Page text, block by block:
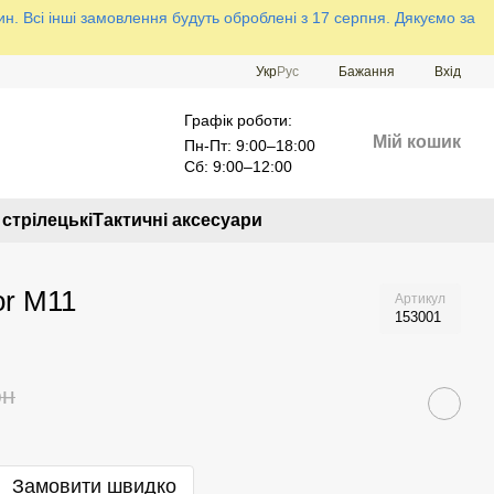
інші замовлення будуть оброблені з 17 серпня. Дякуємо за
УкрРус Бажання Вхід
Графік роботи:
Пн-Пт: 9:00–18:00
Сб: 9:00–12:00
Мій кошик
Тактичні аксесуари
M11 Артикул
153001
Замовити швидко